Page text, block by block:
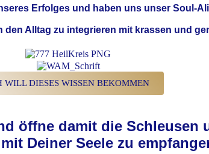
Erfolges und haben uns unser Soul-
Alltag zu integrieren mit krassen und
WILL DIESES WISSEN BEKOMMEN
öffne damit die Schleusen
Deiner Seele zu